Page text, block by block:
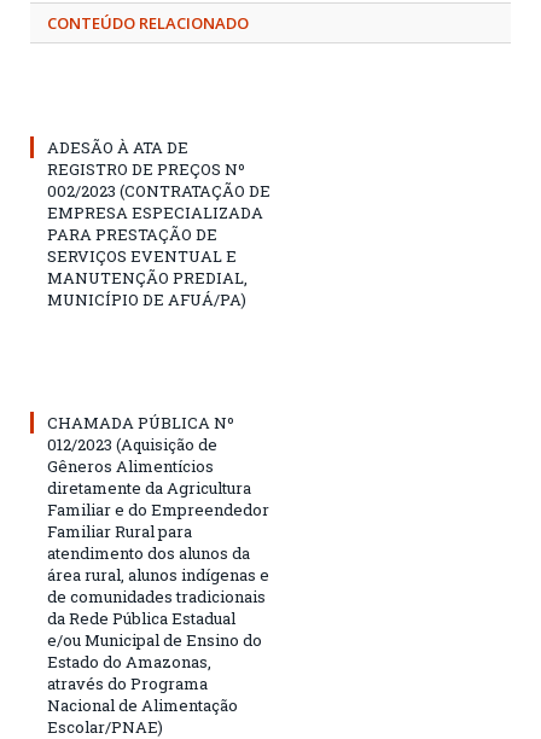
CONTEÚDO RELACIONADO
ADESÃO À ATA DE
REGISTRO DE PREÇOS Nº
002/2023 (CONTRATAÇÃO DE
EMPRESA ESPECIALIZADA
PARA PRESTAÇÃO DE
SERVIÇOS EVENTUAL E
MANUTENÇÃO PREDIAL,
MUNICÍPIO DE AFUÁ/PA)
CHAMADA PÚBLICA Nº
012/2023 (Aquisição de
Gêneros Alimentícios
diretamente da Agricultura
Familiar e do Empreendedor
Familiar Rural para
atendimento dos alunos da
área rural, alunos indígenas e
de comunidades tradicionais
da Rede Pública Estadual
e/ou Municipal de Ensino do
Estado do Amazonas,
através do Programa
Nacional de Alimentação
Escolar/PNAE)